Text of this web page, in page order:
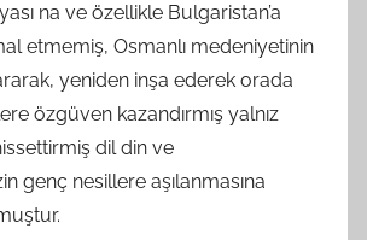
na ve özellikle Bulgaristan’a
etmemiş, Osmanlı medeniyetinin
yeniden inşa ederek orada
özgüven kazandırmış yalnız
dil din ve
genç nesillere aşılanmasına